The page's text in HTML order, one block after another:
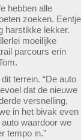
hebben alle
zoeken. Eentje
harstikke lekker.
moeilijke
parcours erin
terrein. “De auto
dat de nieuwe
versnelling,
in het bivak even
waardoor we
tempo in.”